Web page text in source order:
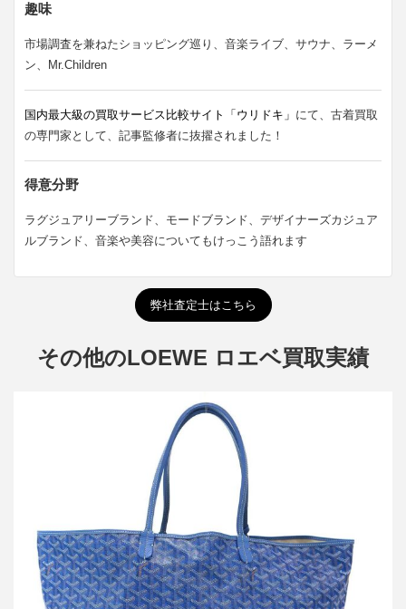
趣味
市場調査を兼ねたショッピング巡り、音楽ライブ、サウナ、ラーメ
ン、Mr.Children
国内最大級の買取サービス比較サイト「ウリドキ」 にて、古着買取
の専門家として、記事監修者に抜擢されました！
得意分野
ラグジュアリーブランド、モードブランド、デザイナーズカジュア
ルブランド、音楽や美容についてもけっこう語れます
弊社査定士はこちら
その他のLOEWE ロエベ買取実績
ゴヤール Saint Louis GM サンルイ トートバッグ
買取金額127,000円
詳しく見る